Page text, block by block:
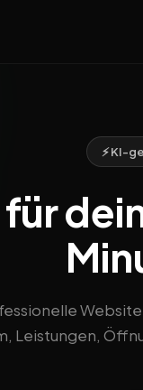
⚡ KI-
Leistungen,